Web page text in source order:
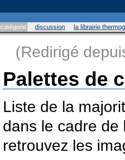
catégorie discussion la librairie
(Redirigé
Palettes de
Liste de la
dans le cadre
retrouvez les